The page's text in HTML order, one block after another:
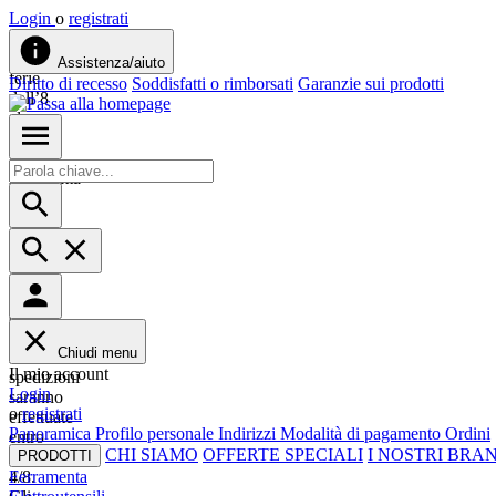
Login o registrati
Siamo
in
ferie
dall’8
al
23
agosto.
Approfitta
del
-10%
su
tutto
con
codice
ESTATE26.
Le
spedizioni
saranno
effettuate
entro
4/8.
Assistenza/aiuto
Diritto di recesso Soddisfatti o rimborsati Garanzie sui prodotti
Chiudi menu
Il mio account
Login
oregistrati
Panoramica Profilo personale Indirizzi Modalità di pagamento Ordini
PRODOTTI CHI SIAMO OFFERTE SPECIALI I NOSTRI
Ferramenta